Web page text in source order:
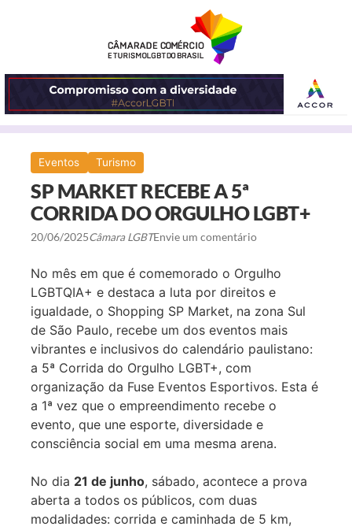
O
MENU
Eventos Turismo
SP MARKET RECEBE A 5ª
CORRIDA DO ORGULHO LGBT+
20/06/2025Câmara LGBTEnvie um comentário
No mês em que é comemorado o Orgulho
LGBTQIA+ e destaca a luta por direitos e
igualdade, o Shopping SP Market, na zona Sul
de São Paulo, recebe um dos eventos mais
vibrantes e inclusivos do calendário paulistano:
a 5ª Corrida do Orgulho LGBT+, com
organização da Fuse Eventos Esportivos. Esta é
a 1ª vez que o empreendimento recebe o
evento, que une esporte, diversidade e
consciência social em uma mesma arena.
No dia 21 de junho, sábado, acontece a prova
aberta a todos os públicos, com duas
modalidades: corrida e caminhada de 5 km,